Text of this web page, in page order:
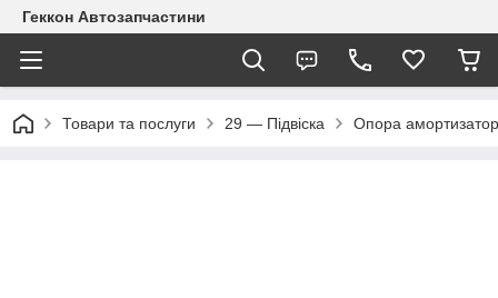
Геккон Автозапчастини
Товари та послуги 29 — Підвіска Опора